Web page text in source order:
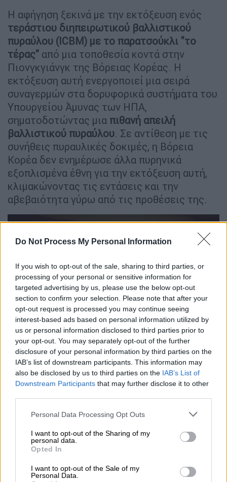
Do Not Process My Personal Information
If you wish to opt-out of the sale, sharing to third parties, or
processing of your personal or sensitive information for
targeted advertising by us, please use the below opt-out
section to confirm your selection. Please note that after your
opt-out request is processed you may continue seeing
interest-based ads based on personal information utilized by
us or personal information disclosed to third parties prior to
your opt-out. You may separately opt-out of the further
disclosure of your personal information by third parties on the
IAB’s list of downstream participants. This information may
also be disclosed by us to third parties on the IAB’s List of
Downstream Participants that may further disclose it to other
Please note that this website/app uses one or more Google
not limited to your visit or usage behaviour. You may click to
grant or deny consent to Google and its third-party tags to
use your data for below specified purposes in below Google
consent section.
Personal Data Processing Opt Outs
I want to opt-out of the Sharing of my
personal data.
Opted In
I want to opt-out of the Sale of my
Personal Data.
Η αφήγηση ξεκινά με την εκτόξευση ενός
τεράστιου διηπειρωτικού βαλλιστικού
πυραύλου (ICBM) με το παρατσούκλι "το
τέρας" από μια τοποθεσία κοντά στην
Πιονγκγιάνγκ της Βόρειας Κορέας. Η
εκτόξευση αυτή ενεργοποιεί μια σειρά
συναγερμών στα δορυφορικά συστήματα του
Υπουργείου Άμυνας των ΗΠΑ,
σηματοδοτώντας μια πιθανή απειλή
βαλλιστικού πυραύλου. Σε αντίθεση με τις
συνήθεις πυραυλικές δοκιμές, η Βόρεια
Κορέα δεν ενημέρωσε άλλα πυρηνικά
εξοπλισμένα έθνη για την εκτόξευση αυτή,
κλιμακώνοντας τις εντάσεις και την
αβεβαιότητα γύρω από τις προθέσεις της.
video
Τα πρώτα δευτερόλεπτα
Μέσα σε λίγα δευτερόλεπτα από την
εκτόξευση, εξελιγμένα συστήματα
υπολογιστών αρχίζουν να υπολογίζουν την
τροχιά του πυραύλου για να καθορίσουν αν
Πολιτείες. Καθώς η πορεία του πυραύλου
γίνεται σαφέστερη, η κατάσταση
κλιμακώνεται ραγδαία, προκαλώντας την
αντίδραση των αμερικανικών μέσων